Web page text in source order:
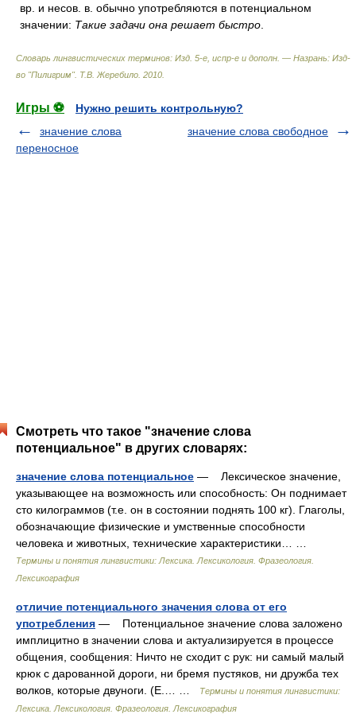
вр. и несов. в. обычно употребляются в потенциальном
значении: Такие задачи она решает быстро
Словарь лингвистических терминов: Изд. 5-е, испр-е и дополн. — Назрань: Изд-
во "Пилигрим". Т.В. Жеребило 2010
Игры ⚽
Нужно решить контрольную?
значение слова
переносное
значение слова свободное
Смотреть что такое "значение слова
потенциальное" в других словарях:
значение слова потенциальное — Лексическое значение,
указывающее на возможность или способность: Он поднимает
сто килограммов (т.е. он в состоянии поднять 100 кг). Глаголы,
обозначающие физические и умственные способности
человека и животных, технические характеристики… …
Термины и понятия лингвистики: Лексика. Лексикология. Фразеология.
Лексикография
отличие потенциального значения слова от его
употребления — Потенциальное значение слова заложено
имплицитно в значении слова и актуализируется в процессе
общения, сообщения: Ничто не сходит с рук: ни самый малый
крюк с дарованной дороги, ни бремя пустяков, ни дружба тех
волков, которые двуноги. (Е.… …
Термины и понятия лингвистики:
Лексика. Лексикология. Фразеология. Лексикография